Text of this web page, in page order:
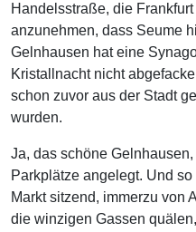
Handelsstraße, die
anzunehmen, dass Seume
Gelnhausen hat eine
Kristallnacht nicht
schon zuvor aus der Stadt
wurden.
Ja, das schöne
Parkplätze angelegt. Und
Markt sitzend, immerzu von
die winzigen Gassen